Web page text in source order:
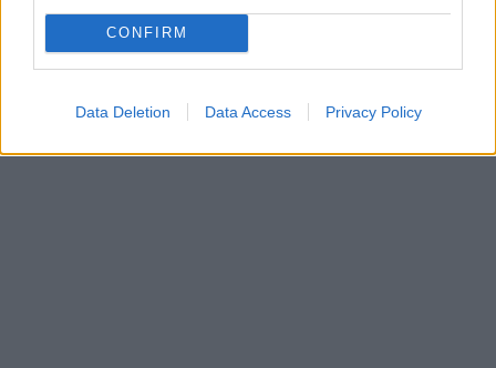
CONFIRM
Data Deletion Data Access Privacy Policy